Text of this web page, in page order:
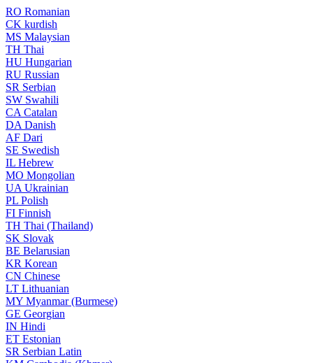
RO Romanian
CK kurdish
MS Malaysian
TH Thai
HU Hungarian
RU Russian
SR Serbian
SW Swahili
CA Catalan
DA Danish
AF Dari
SE Swedish
IL Hebrew
MO Mongolian
UA Ukrainian
PL Polish
FI Finnish
TH Thai (Thailand)
SK Slovak
BE Belarusian
KR Korean
CN Chinese
LT Lithuanian
MY Myanmar (Burmese)
GE Georgian
IN Hindi
ET Estonian
SR Serbian Latin